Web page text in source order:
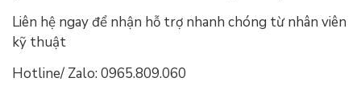
Liên hệ ngay để nhận hỗ trợ nhanh chóng từ nhân viên
kỹ thuật
Hotline/ Zalo: 0965.809.060